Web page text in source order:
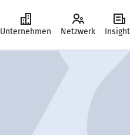
Unternehmen Netzwerk